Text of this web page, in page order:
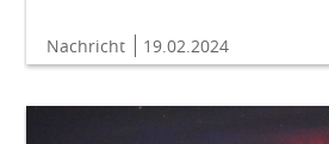
Nachricht 19.02.2024